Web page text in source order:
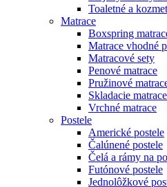
Toaletné a
Matrace
Boxspring
Matrace vhodné
Matracové sety
Penové matrace
Pružinové
Skladacie
Vrchné matrace
Postele
Americké postele
Čalúnené postele
Čelá a rámy na
Futónové postele
Jednolôžkové